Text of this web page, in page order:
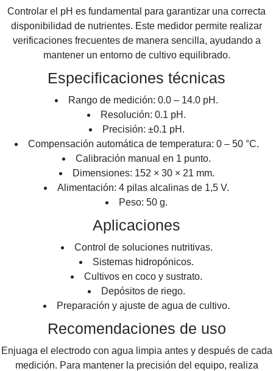
Controlar el pH es fundamental para garantizar una correcta
disponibilidad de nutrientes. Este medidor permite realizar
verificaciones frecuentes de manera sencilla, ayudando a
mantener un entorno de cultivo equilibrado.
Especificaciones técnicas
Rango de medición: 0.0 – 14.0 pH.
Resolución: 0.1 pH.
Precisión: ±0.1 pH.
Compensación automática de temperatura: 0 – 50 °C.
Calibración manual en 1 punto.
Dimensiones: 152 × 30 × 21 mm.
Alimentación: 4 pilas alcalinas de 1,5 V.
Peso: 50 g.
Aplicaciones
Control de soluciones nutritivas.
Sistemas hidropónicos.
Cultivos en coco y sustrato.
Depósitos de riego.
Preparación y ajuste de agua de cultivo.
Recomendaciones de uso
Enjuaga el electrodo con agua limpia antes y después de cada
medición. Para mantener la precisión del equipo, realiza